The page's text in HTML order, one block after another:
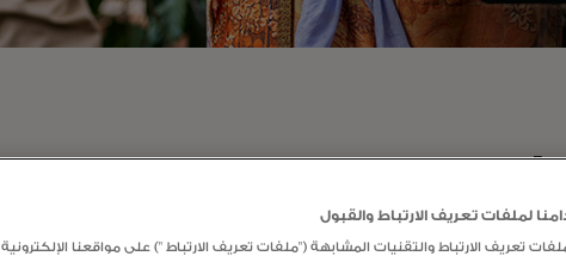
برنامج بطاقة Mastercard
لملفات تعريف الارتباط والقبول
تعريف الارتباط والتقنيات المشابهة ("ملفات تعريف الارتباط ") على مواقعنا الإلكترونية